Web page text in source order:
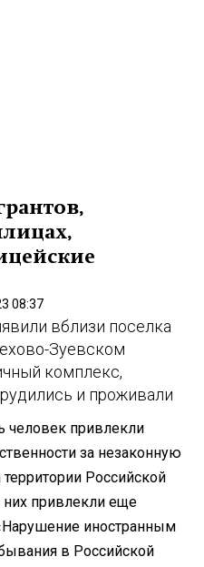
08:37
вблизи поселка
Зуевском
комплекс,
и проживали
человек привлекли
за незаконную
Российской
привлекли еще
иностранным
в Российской